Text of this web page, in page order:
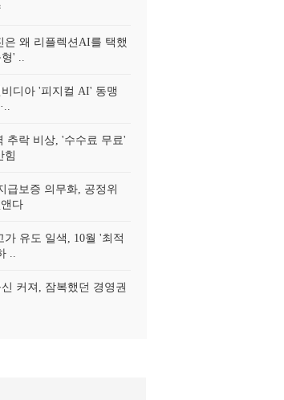
왜 리플렉션AI를 택했
' ..
디아 '피지컬 AI' 동맹
추락 비상, '수수료 무료'
힘
급보증 의무화, 공정위
다
유도 일색, 10월 '최적
..
커져, 잠복했던 경영권